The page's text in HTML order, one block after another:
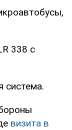
338 с
система.
визита в